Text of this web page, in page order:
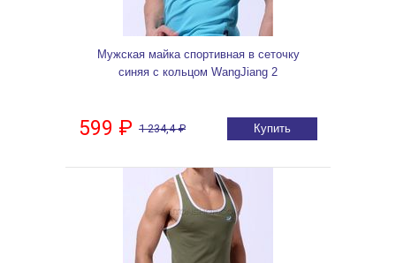
Мужская майка спортивная в сеточку
синяя с кольцом WangJiang 2
599 ₽ 1 234,4 ₽ Купить